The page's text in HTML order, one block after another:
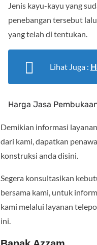
Jenis kayu-kayu yang
penebangan tersebut
yang telah di tentukan.
Lihat Juga :
Harga Jasa
Demikian informasi
dari kami, dapatkan
konstruksi anda disini.
Segera konsultasikan
bersama kami, untuk
kami melalui layanan
ini.